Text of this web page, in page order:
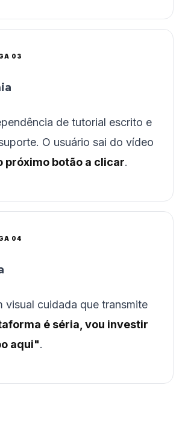
03
de tutorial escrito e
O usuário sai do vídeo
próximo botão a clicar.
04
visual cuidada que transmite
é séria, vou investir
aqui".